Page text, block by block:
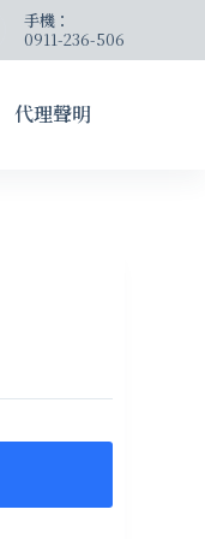
手機：
0911-236-506
代理聲明